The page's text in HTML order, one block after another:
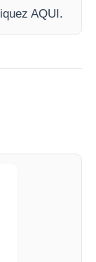
AQUI.